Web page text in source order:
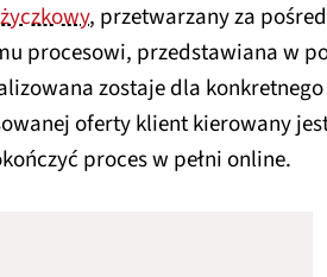
, przetwarzany za
procesowi, przedstawiana w
zostaje dla
oferty klient kierowany
proces w pełni online.